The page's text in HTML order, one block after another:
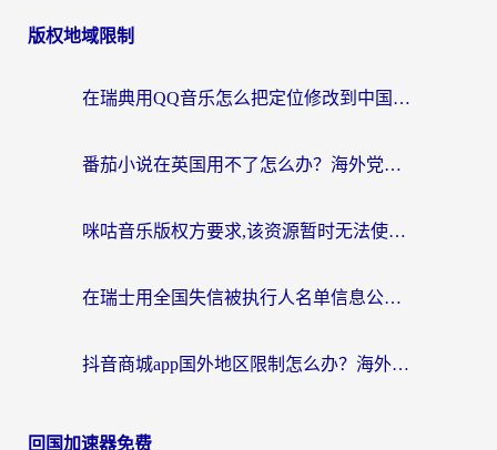
版权地域限制
在瑞典用QQ音乐怎么把定位修改到中国国内？留学生亲测有效的回国加速方案
番茄小说在英国用不了怎么办？海外党亲测有效的回国加速解决方案
咪咕音乐版权方要求,该资源暂时无法使用？海外党这样解决听歌听书+看剧炒股难题
在瑞士用全国失信被执行人名单信息公布与查询地区限制怎么办？还能看欧洲杯直播和咪咕视频吗？
抖音商城app国外地区限制怎么办？海外党解锁国内内容的实用指南
回国加速器免费